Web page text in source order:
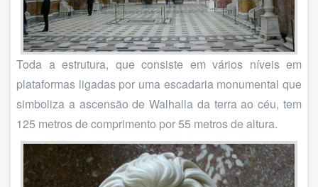
Toda a estrutura, que consiste em vários níveis em
plataformas ligadas por uma escadaria monumental que
simboliza a ascensão de Walhalla da terra ao céu, tem
125 metros de comprimento por 55 metros de altura.